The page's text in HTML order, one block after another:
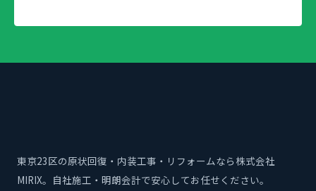
東京23区の原状回復・内装工事・リフォームなら株式会社
MIRIX。自社施工・明朗会計で安心してお任せください。